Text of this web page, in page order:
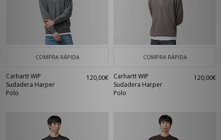
COMPRA RÁPIDA
Carhartt WIP
Sudadera Harper
Polo
120,00€
COMPRA RÁPIDA
Carhartt WIP
Sudadera Harper
Polo
120,00€